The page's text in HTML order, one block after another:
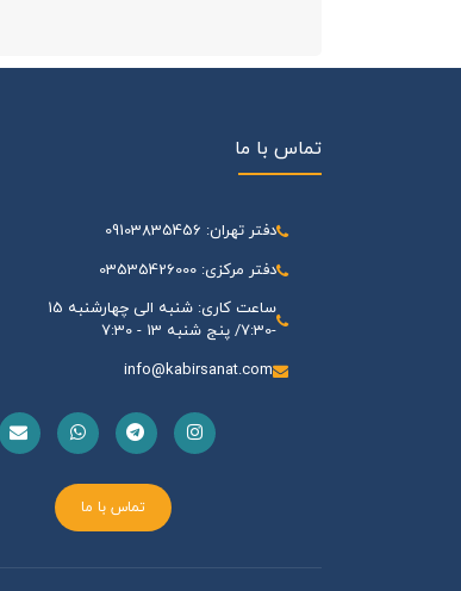
تماس با ما
دفتر تهران: 09103835456
دفتر مرکزی: 03535426000
ساعت کاری: شنبه الی چهارشنبه 15
-7:30/ پنج شنبه 13 - 7:30
info@kabirsanat.com
تماس با ما